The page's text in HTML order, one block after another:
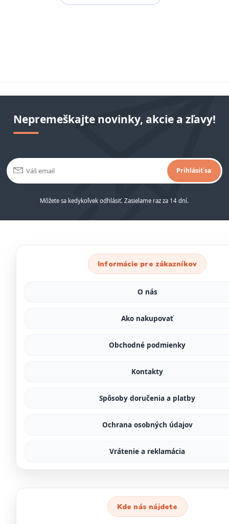
Nepremeškajte novinky, akcie a zľavy!
Prihlásiť sa
Môžete sa kedykoľvek odhlásiť. Zasielame raz za 14 dní.
Informácie pre zákazníkov
O nás
Ako nakupovať
Obchodné podmienky
Kontakty
Spôsoby doručenia a platby
Ochrana osobných údajov
Vrátenie a reklamácia
Kde nás nájdete